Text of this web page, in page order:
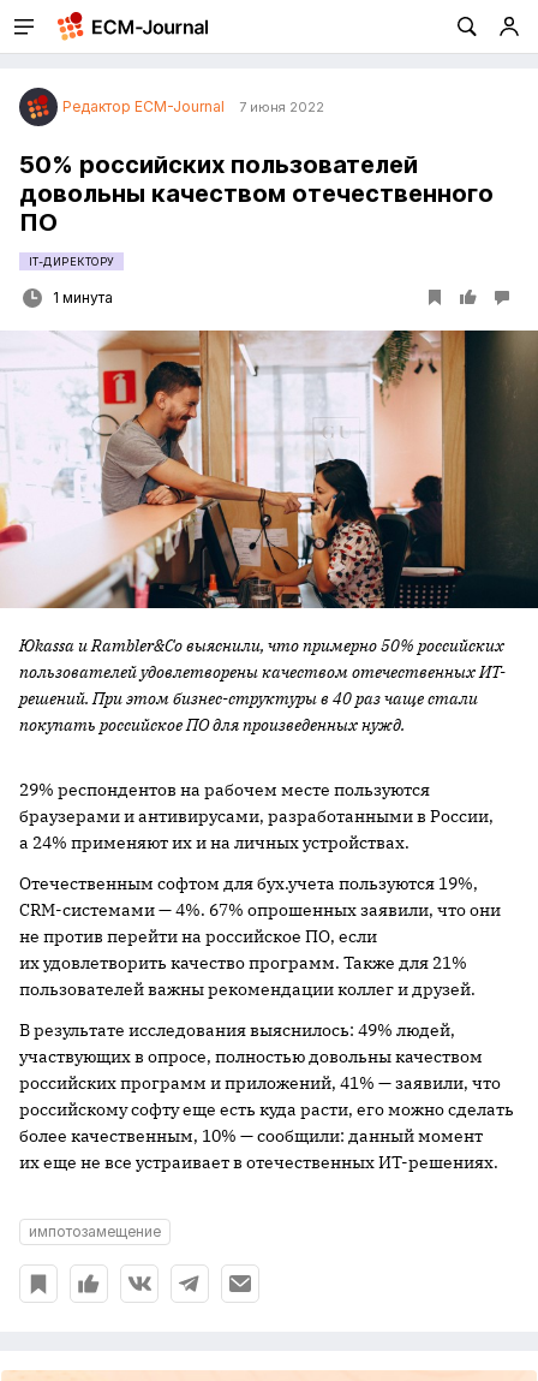
Редактор ECM-Journal 7 июня 2022
50% российских пользователей
довольны качеством отечественного
ПО
IT-ДИРЕКТОРУ
1 минута
Юkassa и Rambler&Co выяснили, что примерно 50% российских
пользователей удовлетворены качеством отечественных ИТ-
решений. При этом бизнес-структуры в 40 раз чаще стали
покупать российское ПО для произведенных нужд.
29% респондентов на рабочем месте пользуются
браузерами и антивирусами, разработанными в России,
а 24% применяют их и на личных устройствах.
Отечественным софтом для бух.учета пользуются 19%,
CRM-системами — 4%. 67% опрошенных заявили, что они
не против перейти на российское ПО, если
их удовлетворить качество программ. Также для 21%
пользователей важны рекомендации коллег и друзей.
В результате исследования выяснилось: 49% людей,
участвующих в опросе, полностью довольны качеством
российских программ и приложений, 41% — заявили, что
российскому софту еще есть куда расти, его можно сделать
более качественным, 10% — сообщили: данный момент
их еще не все устраивает в отечественных ИТ-решениях.
импотозамещение